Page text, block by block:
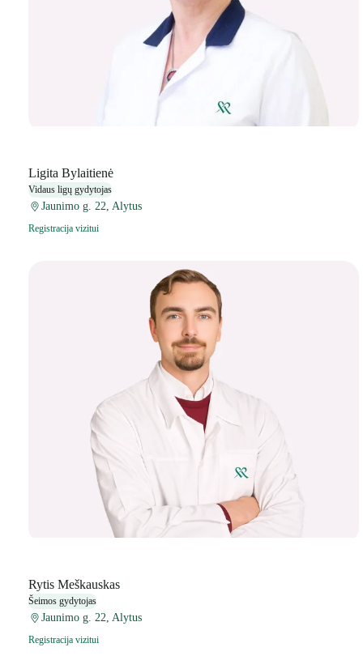
Ligita Bylaitienė
Vidaus ligų gydytojas
Jaunimo g. 22, Alytus
Registracija vizitui
Rytis Meškauskas
Šeimos gydytojas
Jaunimo g. 22, Alytus
Registracija vizitui